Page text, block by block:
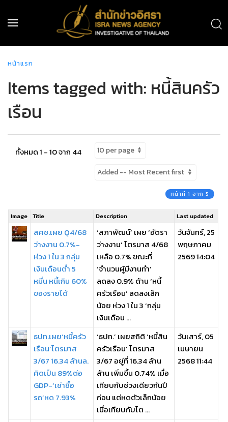
หน้าแรก
Items tagged with: หนี้สินครัว
เรือน
ทั้งหมด 1 - 10 จาก 44
หน้าที่ 1 จาก 5
Image Title Description Last updated
สศช.เผย Q4/68
ว่างงาน 0.7%-
ห่วง 1 ใน 3 กลุ่ม
เงินเดือนต่ำ 5
หมื่น หนี้เกิน 60%
ของรายได้
‘สภาพัฒน์’ เผย ‘อัตรา
ว่างงาน’ ไตรมาส 4/68
เหลือ 0.7% ขณะที่
‘จำนวนผู้มีงานทำ’
ลดลง 0.9% ด้าน ‘หนี้
ครัวเรือน’ ลดลงเล็ก
น้อย ห่วง 1 ใน 3 ‘กลุ่ม
เงินเดือน ...
วันจันทร์, 25
พฤษภาคม
2569 14:04
ธปท.เผย‘หนี้ครัว
เรือน’ไตรมาส
3/67 16.34 ล้านล.
คิดเป็น 89%ต่อ
GDP-‘เช่าซื้อ
รถ’หด 7.93%
‘ธปท.’ เผยสถิติ ‘หนี้สิน
ครัวเรือน’ ไตรมาส
3/67 อยู่ที่ 16.34 ล้าน
ล้าน เพิ่มขึ้น 0.74% เมื่อ
เทียบกับช่วงเดียวกันปี
ก่อน แต่หดตัวเล็กน้อย
เมื่อเทียบกับไต ...
วันเสาร์, 05
เมษายน
2568 11:44